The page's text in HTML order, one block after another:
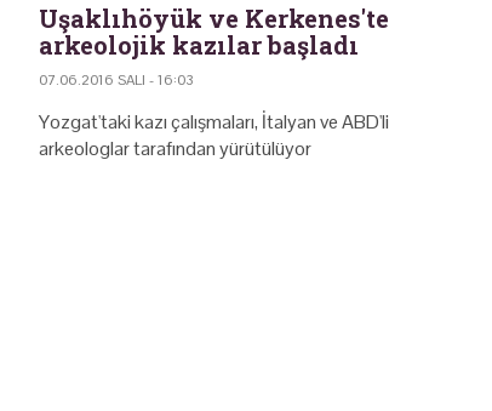
Uşaklıhöyük ve Kerkenes'te
arkeolojik kazılar başladı
07.06.2016 SALI - 16:03
Yozgat'taki kazı çalışmaları, İtalyan ve ABD'li
arkeologlar tarafından yürütülüyor